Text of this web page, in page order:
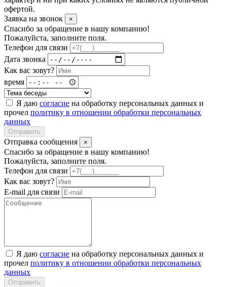
офертой.
Заявка на звонок
×
Спасибо за обращение в нашу компанию!
Пожалуйста, заполните поля.
Телефон для связи
Дата звонка
Как вас зовут?
время
Я даю согласие на обработку персональных данных и
прочел политику в отношении обработки персональных
данных
Отправить
Отправка сообщения ×
Спасибо за обращение в нашу компанию!
Пожалуйста, заполните поля.
Телефон для связи
Как вас зовут?
E-mail для связи
Я даю согласие на обработку персональных данных и
прочел политику в отношении обработки персональных
данных
Отправить